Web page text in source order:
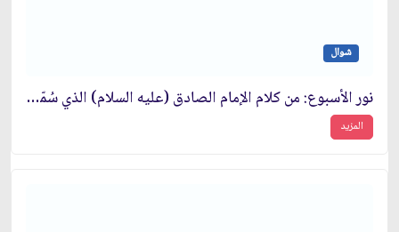
شوال
نور الأسبوع: من كلام الإمام الصادق (عليه السلام) الذي سُمّي بنثر الدُّرَر
المزيد